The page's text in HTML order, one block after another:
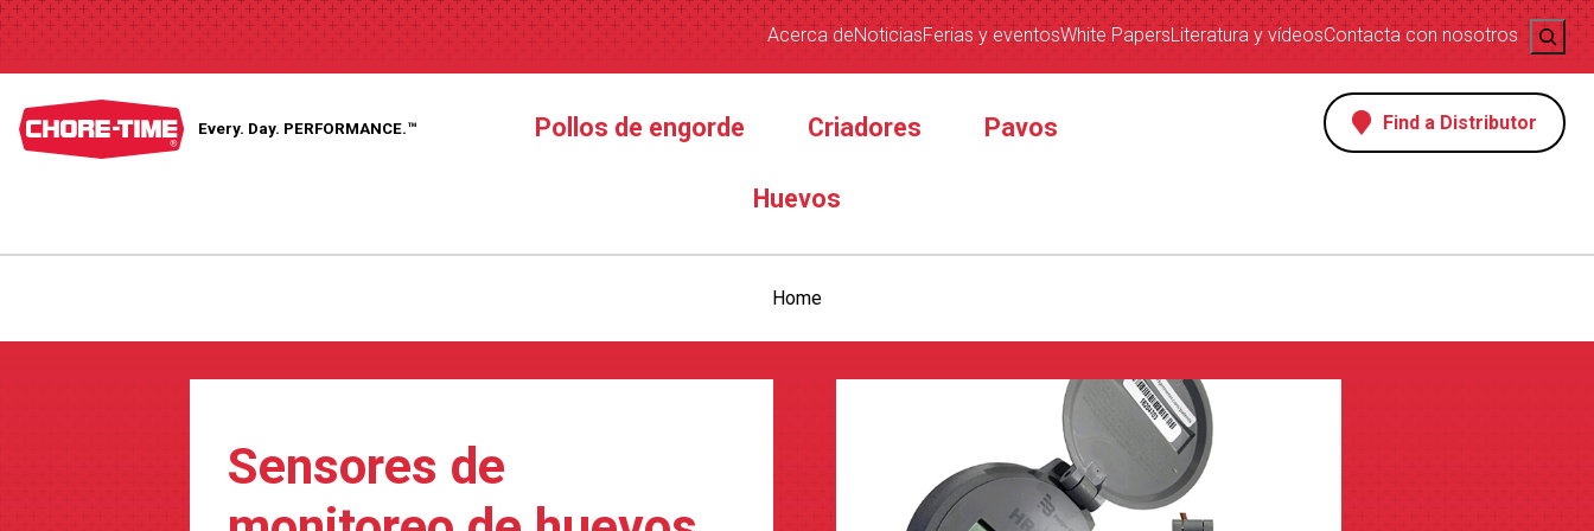
Acerca deNoticiasFerias y eventosWhite PapersLiteratura y vídeosContacta con nosotros Search
Every. Day. PERFORMANCE.™ Pollos de engorde Criadores Pavos
Huevos
Find a Distributor
Home
Sensores de